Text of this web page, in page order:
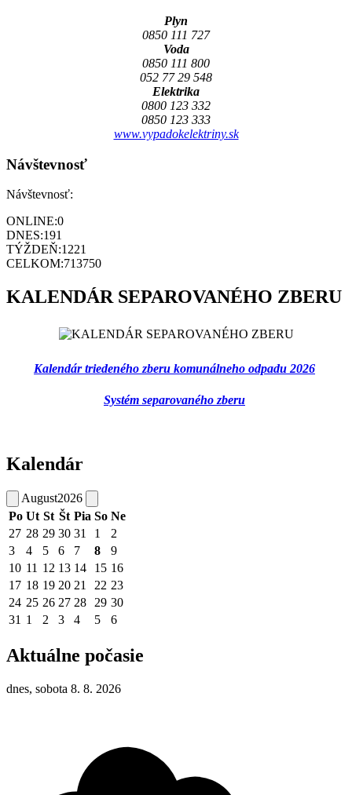
Plyn
0850 111 727
Voda
0850 111 800
052 77 29 548
Elektrika
0800 123 332
0850 123 333
www.vypadokelektriny.sk
Návštevnosť
Návštevnosť:
ONLINE:0
DNES:191
TÝŽDEŇ:1221
CELKOM:713750
KALENDÁR SEPAROVANÉHO ZBERU
Kalendár triedeného zberu komunálneho odpadu 2026
Systém separovaného zberu
Kalendár
August2026
Po Ut St Št Pia So Ne
27 28 29 30 31 1
2
3
4 5 6 7 8
9
10 11 12 13 14 15 16
17 18 19 20 21 22 23
24 25 26 27 28 29 30
31 1 2 3 4 5 6
Aktuálne počasie
dnes, sobota 8. 8. 2026